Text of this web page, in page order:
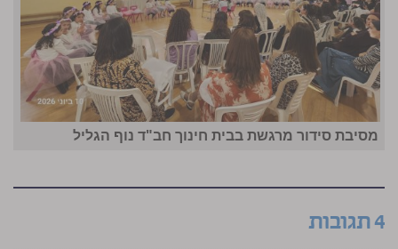
מסיבת סידור מרגשת בבית חינוך חב"ד נוף הגליל
4 תגובות